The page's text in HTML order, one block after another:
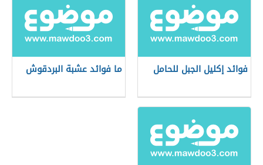
فوائد إكليل الجبل للحامل ما فوائد عشبة البردقوش